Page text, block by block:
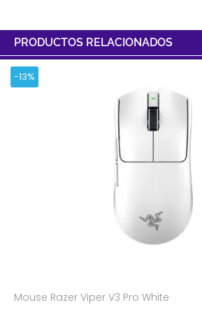
PRODUCTOS RELACIONADOS
-13%
Mouse Razer Viper V3 Pro White